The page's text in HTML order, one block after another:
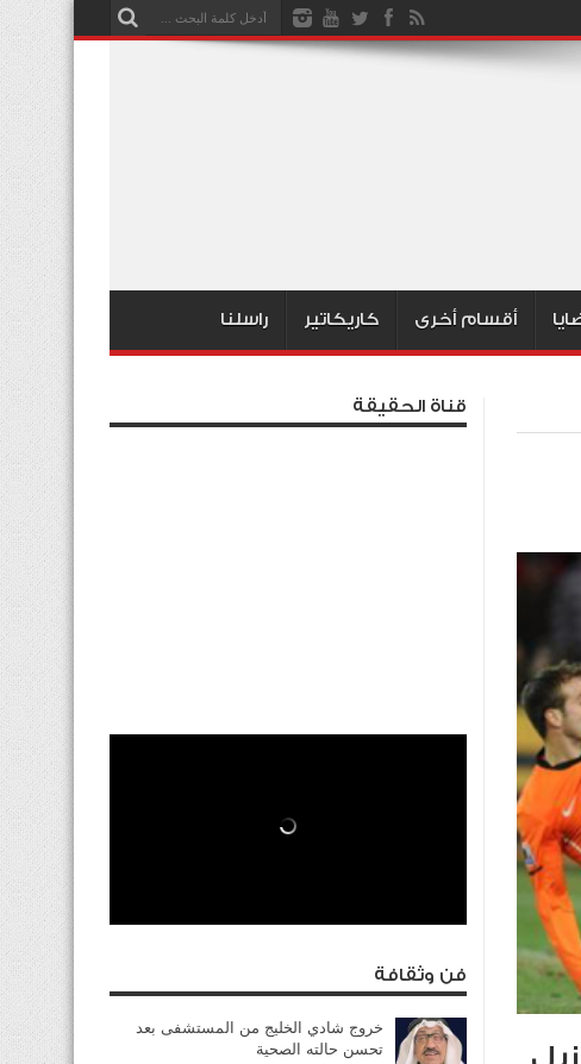
أقسام أخرى كاريكاتير راسلنا
قناة الحقيقة
فن وثقافة
خروج شادي الخليج من المستشفى بعد
تحسن حالته الصحية